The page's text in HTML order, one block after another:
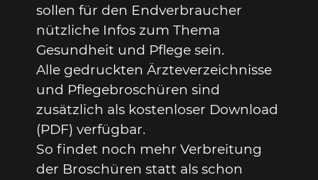
sollen für den Endverbraucher
nützliche Infos zum Thema
Gesundheit und Pflege sein.
Alle gedruckten Ärzteverzeichnisse
und Pflegebroschüren sind
zusätzlich als kostenloser Download
(PDF) verfügbar.
So findet noch mehr Verbreitung
der Broschüren statt als schon